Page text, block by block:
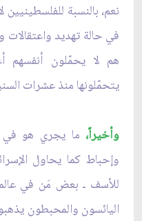
نعم، بالنسبة
في حالة تهديد
هم لا يحمّلون أنفسهم
يتحمّلونها منذ عشرات
وأخيراً، ما يجري هو في
وإحباط كما يحاول
للأسف ـ بعض مَن في
اليائسون والمحبطون